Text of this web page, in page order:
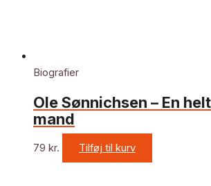
Biografier
Ole Sønnichsen – En
mand
79 kr. Tilføj til kurv